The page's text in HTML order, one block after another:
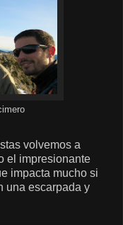
volvemos a
el impresionante
impacta mucho si
una escarpada y